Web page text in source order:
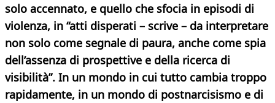
solo accennato, e quello che sfocia in episodi di
violenza, in “atti disperati – scrive – da interpretare
non solo come segnale di paura, anche come spia
dell’assenza di prospettive e della ricerca di
visibilità”. In un mondo in cui tutto cambia troppo
rapidamente, in un mondo di postnarcisismo e di